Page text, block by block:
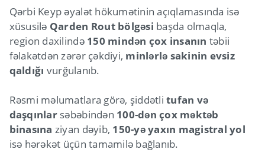
Qərbi Keyp əyalət hökumətinin açıqlamasında isə
xüsusilə Qarden Rout bölgəsi başda olmaqla,
region daxilində 150 mindən çox insanın təbii
fəlakətdən zərər çəkdiyi, minlərlə sakinin evsiz
qaldığı vurğulanıb.
Rəsmi məlumatlara görə, şiddətlitufan və
daşqınlarsəbəbindən 100-dən çox məktəb
binasına ziyan dəyib, 150-yə yaxın magistral yol
isə hərəkət üçün tamamilə bağlanıb.